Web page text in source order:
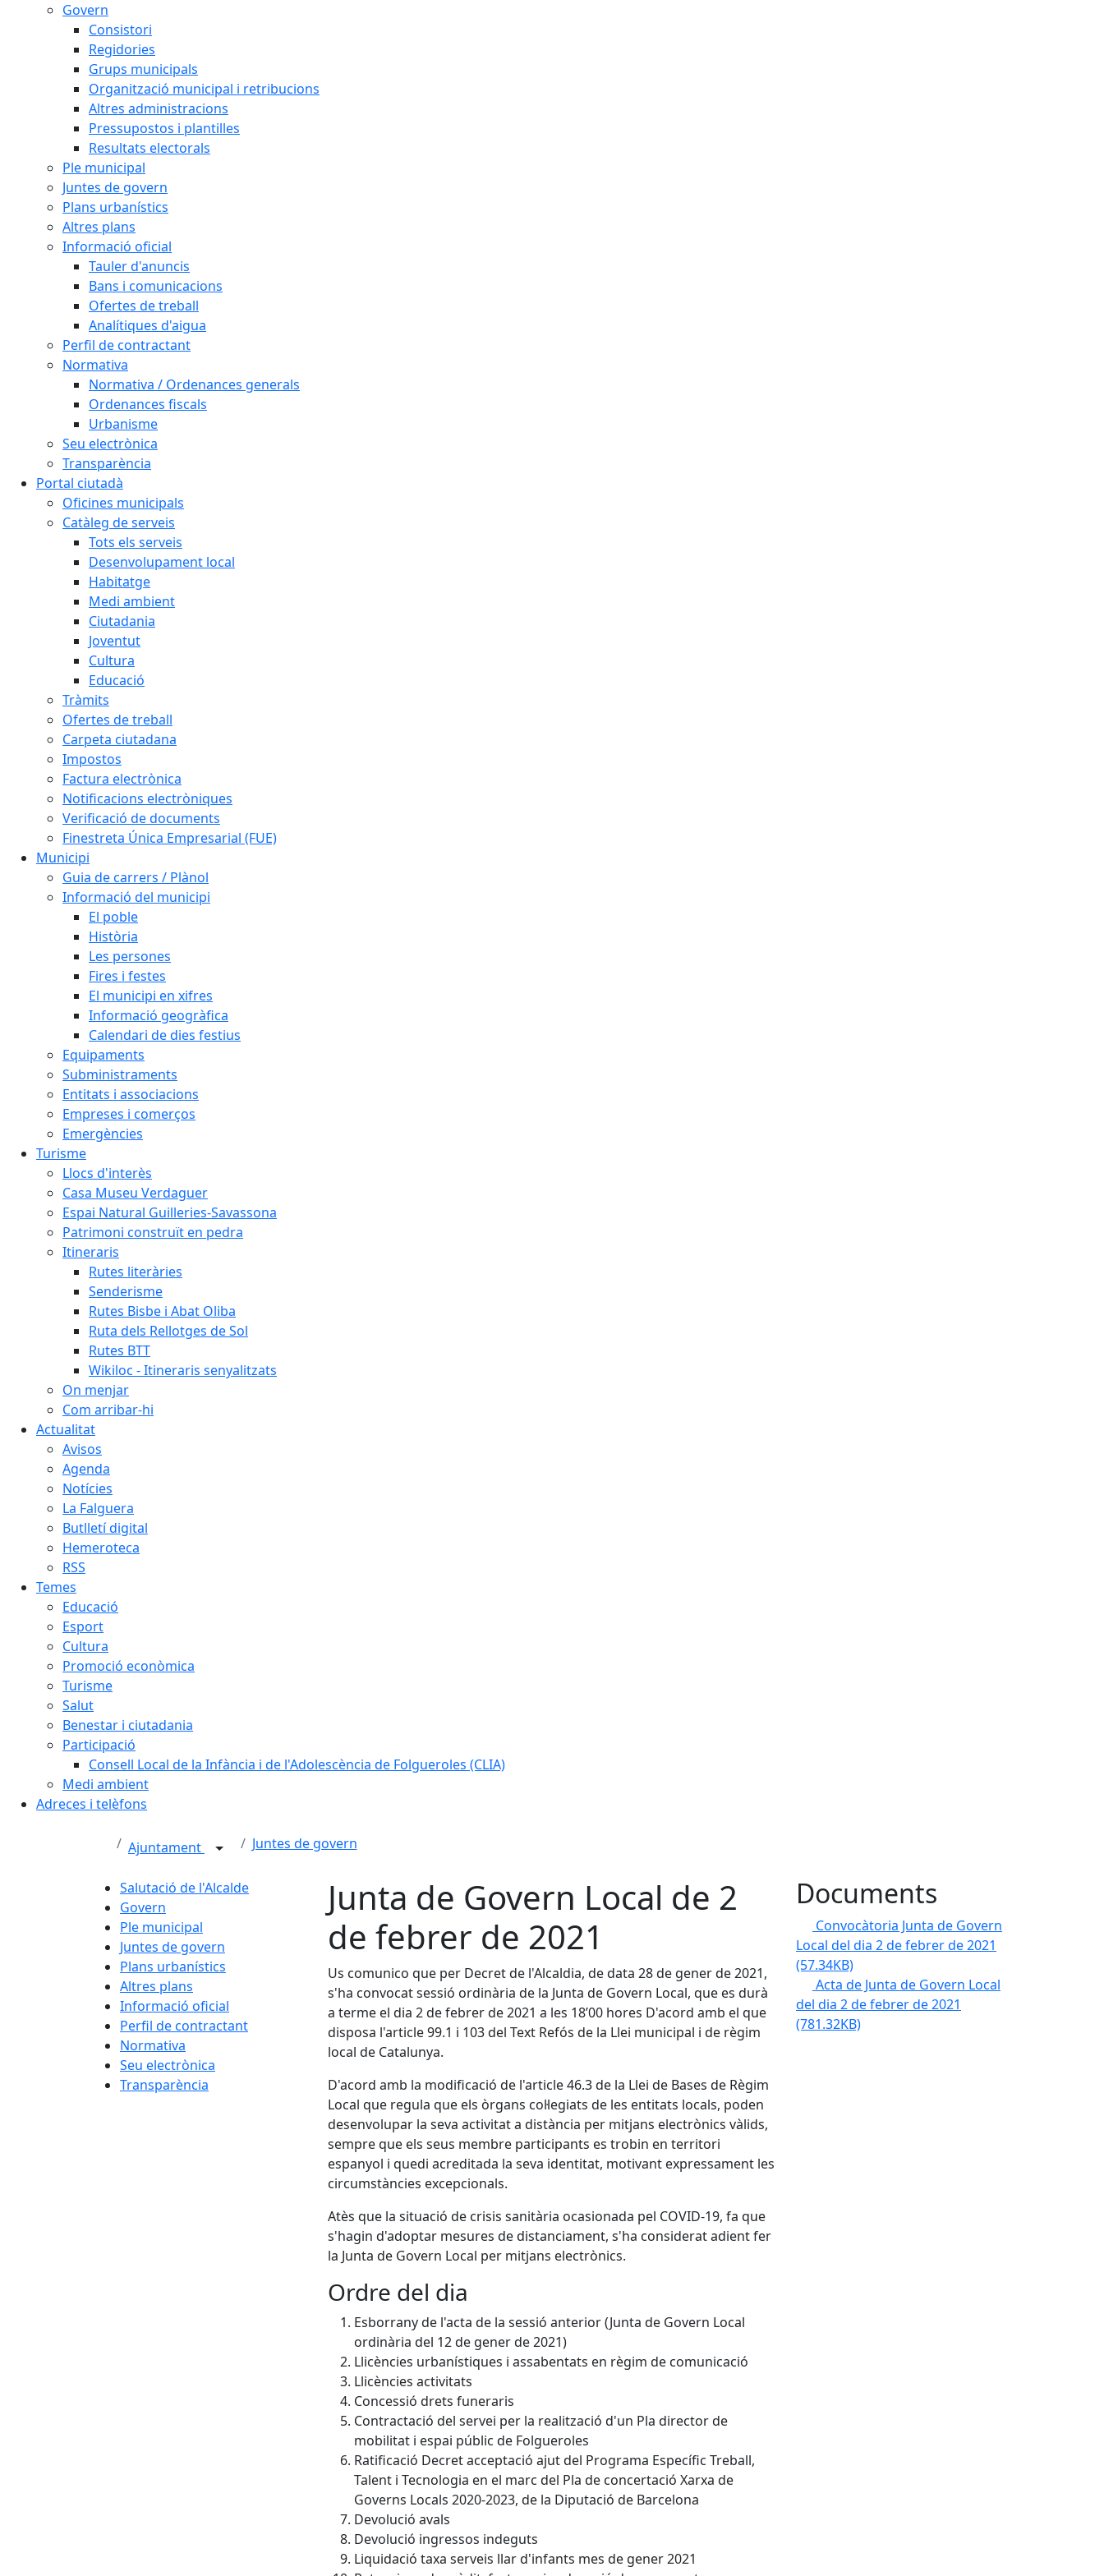
Govern
Consistori
Regidories
Grups municipals
Organització municipal i retribucions
Altres administracions
Pressupostos i plantilles
Resultats electorals
Ple municipal
Juntes de govern
Plans urbanístics
Altres plans
Informació oficial
Tauler d'anuncis
Bans i comunicacions
Ofertes de treball
Analítiques d'aigua
Perfil de contractant
Normativa
Normativa / Ordenances generals
Ordenances fiscals
Urbanisme
Seu electrònica
Transparència
Portal ciutadà
Oficines municipals
Catàleg de serveis
Tots els serveis
Desenvolupament local
Habitatge
Medi ambient
Ciutadania
Joventut
Cultura
Educació
Tràmits
Ofertes de treball
Carpeta ciutadana
Impostos
Factura electrònica
Notificacions electròniques
Verificació de documents
Finestreta Única Empresarial (FUE)
Municipi
Guia de carrers / Plànol
Informació del municipi
El poble
Història
Les persones
Fires i festes
El municipi en xifres
Informació geogràfica
Calendari de dies festius
Equipaments
Subministraments
Entitats i associacions
Empreses i comerços
Emergències
Turisme
Llocs d'interès
Casa Museu Verdaguer
Espai Natural Guilleries-Savassona
Patrimoni construït en pedra
Itineraris
Rutes literàries
Senderisme
Rutes Bisbe i Abat Oliba
Ruta dels Rellotges de Sol
Rutes BTT
Wikiloc - Itineraris senyalitzats
On menjar
Com arribar-hi
Actualitat
Avisos
Agenda
Notícies
La Falguera
Butlletí digital
Hemeroteca
RSS
Temes
Educació
Esport
Cultura
Promoció econòmica
Turisme
Salut
Benestar i ciutadania
Participació
Consell Local de la Infància i de l'Adolescència de Folgueroles (CLIA)
Medi ambient
Adreces i telèfons
Ajuntament Juntes de govern
Salutació de l'Alcalde
Govern
Ple municipal
Juntes de govern
Plans urbanístics
Altres plans
Informació oficial
Perfil de contractant
Normativa
Seu electrònica
Transparència
Junta de Govern Local de 2
de febrer de 2021
Us comunico que per Decret de l'Alcaldia, de data 28 de gener de 2021,
s'ha convocat sessió ordinària de la Junta de Govern Local, que es durà
a terme el dia 2 de febrer de 2021 a les 18’00 hores D'acord amb el que
disposa l'article 99.1 i 103 del Text Refós de la Llei municipal i de règim
local de Catalunya.
D'acord amb la modificació de l'article 46.3 de la Llei de Bases de Règim
Local que regula que els òrgans col·legiats de les entitats locals, poden
desenvolupar la seva activitat a distància per mitjans electrònics vàlids,
sempre que els seus membre participants es trobin en territori
espanyol i quedi acreditada la seva identitat, motivant expressament les
circumstàncies excepcionals.
Atès que la situació de crisis sanitària ocasionada pel COVID-19, fa que
s'hagin d'adoptar mesures de distanciament, s'ha considerat adient fer
la Junta de Govern Local per mitjans electrònics.
Ordre del dia
Esborrany de l'acta de la sessió anterior (Junta de Govern Local
ordinària del 12 de gener de 2021)
Llicències urbanístiques i assabentats en règim de comunicació
Llicències activitats
Concessió drets funeraris
Contractació del servei per la realització d'un Pla director de
mobilitat i espai públic de Folgueroles
Ratificació Decret acceptació ajut del Programa Específic Treball,
Talent i Tecnologia en el marc del Pla de concertació Xarxa de
Governs Locals 2020-2023, de la Diputació de Barcelona
Devolució avals
Devolució ingressos indeguts
Liquidació taxa serveis llar d'infants mes de gener 2021
Documents
Convocàtoria Junta de Govern
Local del dia 2 de febrer de 2021
(57.34KB)
Acta de Junta de Govern Local
del dia 2 de febrer de 2021
(781.32KB)